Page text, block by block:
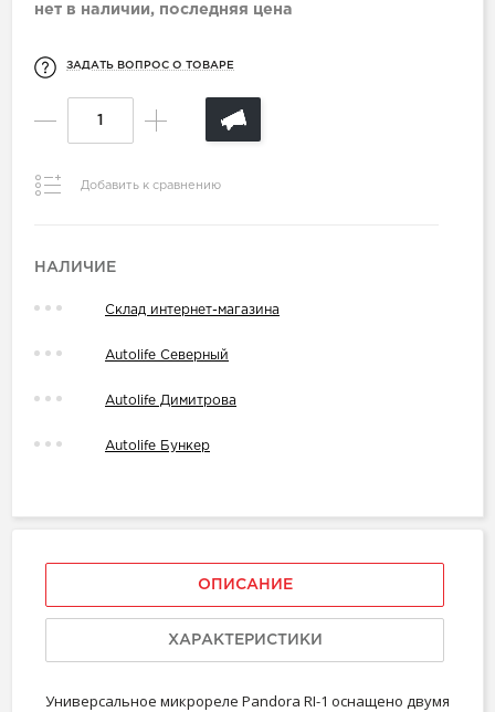
нет в наличии, последняя цена
ЗАДАТЬ ВОПРОС О ТОВАРЕ
Добавить к сравнению
НАЛИЧИЕ
Склад интернет-магазина
Autolife Северный
Autolife Димитрова
Autolife Бункер
ОПИСАНИЕ
ХАРАКТЕРИСТИКИ
Универсальное микрореле Pandora RI-1 оснащено двумя